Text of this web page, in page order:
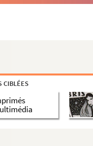
CIBLÉES